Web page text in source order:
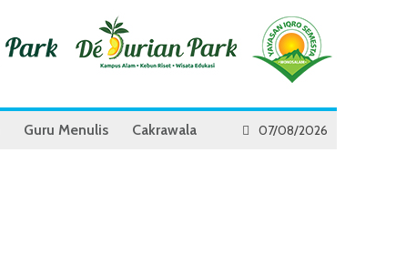
Guru Menulis Cakrawala 07/08/2026